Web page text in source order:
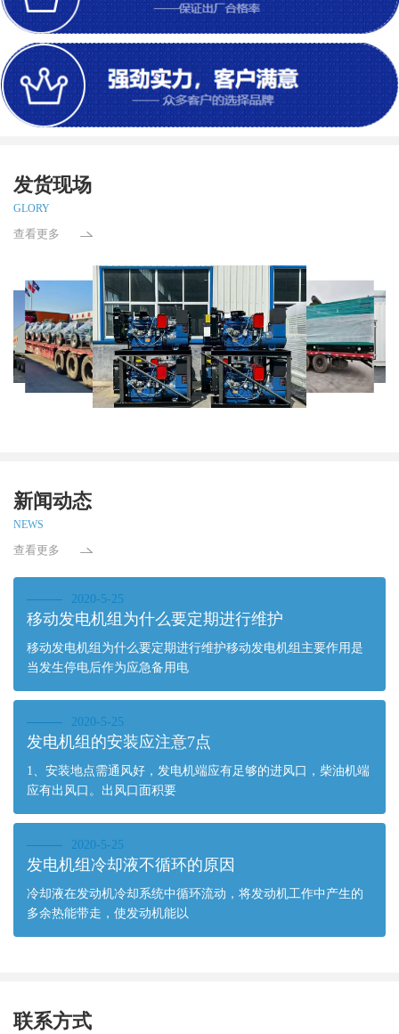
发货现场
GLORY
查看更多
新闻动态
NEWS
查看更多
2020-5-25
移动发电机组为什么要定期进行维护
移动发电机组为什么要定期进行维护移动发电机组主要作用是
当发生停电后作为应急备用电
2020-5-25
发电机组的安装应注意7点
1、安装地点需通风好，发电机端应有足够的进风口，柴油机端
应有出风口。出风口面积要
2020-5-25
发电机组冷却液不循环的原因
冷却液在发动机冷却系统中循环流动，将发动机工作中产生的
多余热能带走，使发动机能以
联系方式